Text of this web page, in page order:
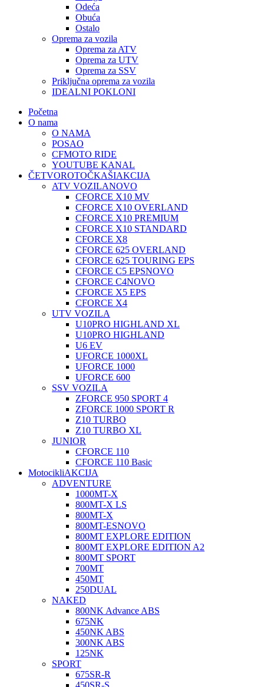
Odeća
Obuća
Ostalo
Oprema za vozila
Oprema za ATV
Oprema za UTV
Oprema za SSV
Priključna oprema za vozila
IDEALNI POKLONI
Početna
O nama
O NAMA
POSAO
CFMOTO RIDE
YOUTUBE KANAL
ČETVOROTOČKAŠIAKCIJA
ATV VOZILANOVO
CFORCE X10 MV
CFORCE X10 OVERLAND
CFORCE X10 PREMIUM
CFORCE X10 STANDARD
CFORCE X8
CFORCE 625 OVERLAND
CFORCE 625 TOURING EPS
CFORCE C5 EPSNOVO
CFORCE C4NOVO
CFORCE X5 EPS
CFORCE X4
UTV VOZILA
U10PRO HIGHLAND XL
U10PRO HIGHLAND
U6 EV
UFORCE 1000XL
UFORCE 1000
UFORCE 600
SSV VOZILA
ZFORCE 950 SPORT 4
ZFORCE 1000 SPORT R
Z10 TURBO
Z10 TURBO XL
JUNIOR
CFORCE 110
CFORCE 110 Basic
MotocikliAKCIJA
ADVENTURE
1000MT-X
800MT-X LS
800MT-X
800MT-ESNOVO
800MT EXPLORE EDITION
800MT EXPLORE EDITION A2
800MT SPORT
700MT
450MT
250DUAL
NAKED
800NK Advance ABS
675NK
450NK ABS
300NK ABS
125NK
SPORT
675SR-R